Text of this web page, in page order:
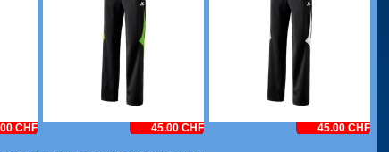
CHF 45.00 CHF 45.00 CHF